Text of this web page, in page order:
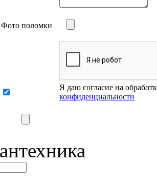
Фото поломки
Я даю согласие на
конфиденциальности